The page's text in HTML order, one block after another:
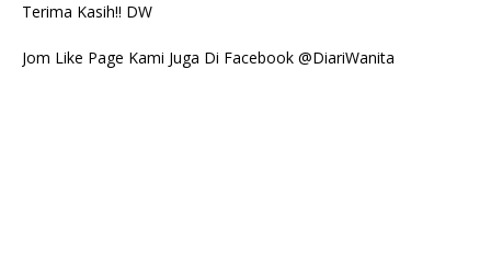
Terima Kasih!! DW
Jom Like Page Kami Juga Di Facebook @DiariWanita